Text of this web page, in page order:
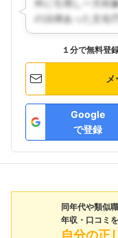
１分で無料登
Google
で登録
同年代や類似
年収・口コミ
自分の正